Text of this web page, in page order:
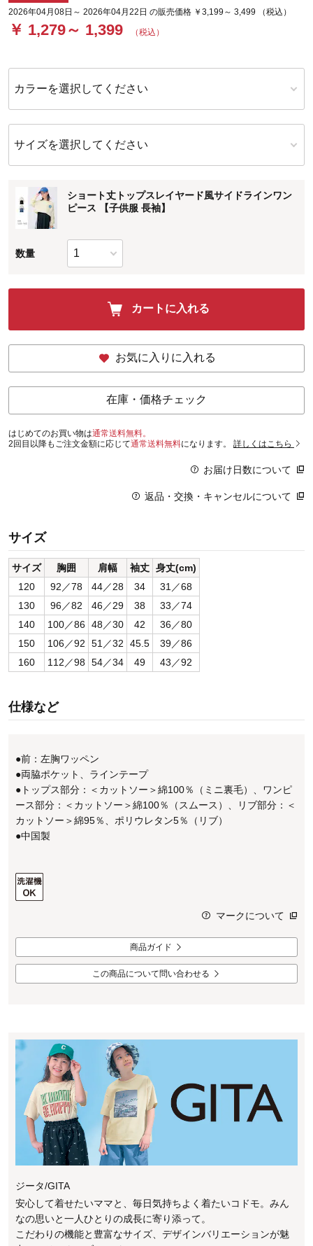
2026年04月08日～ 2026年04月22日 の販売価格 ￥3,199～ 3,499 （税込）
￥ 1,279～ 1,399 （税込）
カラーを選択してください
サイズを選択してください
ショート丈トップスレイヤード風サイドラインワン
ピース 【子供服 長袖】
数量
カートに入れる
お気に入りに入れる
在庫・価格チェック
はじめてのお買い物は通常送料無料。
2回目以降もご注文金額に応じて通常送料無料になります。 詳しくはこちら
お届け日数について
返品・交換・キャンセルについて
サイズ
サイズ 胸囲 肩幅 袖丈 身丈(cm)
120
92／78 44／28 34
31／68
130
96／82 46／29 38
33／74
140
100／86 48／30 42
36／80
150
106／92 51／32 45.5
39／86
160
112／98 54／34 49 43／92
仕様など
●前：左胸ワッペン
●両脇ポケット、ラインテープ
●トップス部分：＜カットソー＞綿100％（ミニ裏毛）、ワンピ
ース部分：＜カットソー＞綿100％（スムース）、リブ部分：＜
カットソー＞綿95％、ポリウレタン5％（リブ）
●中国製
マークについて
商品ガイド
この商品について問い合わせる
ジータ/GITA
安心して着せたいママと、毎日気持ちよく着たいコドモ。みん
なの思いと一人ひとりの成長に寄り添って。
こだわりの機能と豊富なサイズ、デザインバリエーションが魅